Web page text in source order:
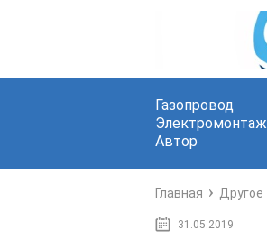
Газопровод
Электромонтаж
Автор
Главная Другое
31.05.2019